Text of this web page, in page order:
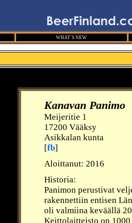
WHAT´S NEW
Kanavan Panimo
Meijeritie 1
17200 Vääksy
Asikkalan kunta
[fb]
Aloittanut: 2016
Historia:
Panimon perustivat
rakennettiin entisen
oli valmiina keväällä
Keittolaitteisto on